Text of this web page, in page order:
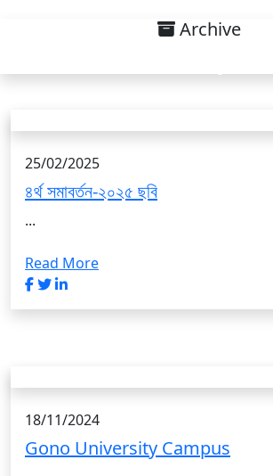
Archive
25/02/2025
৪র্থ সমাবর্তন-২০২৫ ছবি
...
Read More
18/11/2024
Gono University Campus